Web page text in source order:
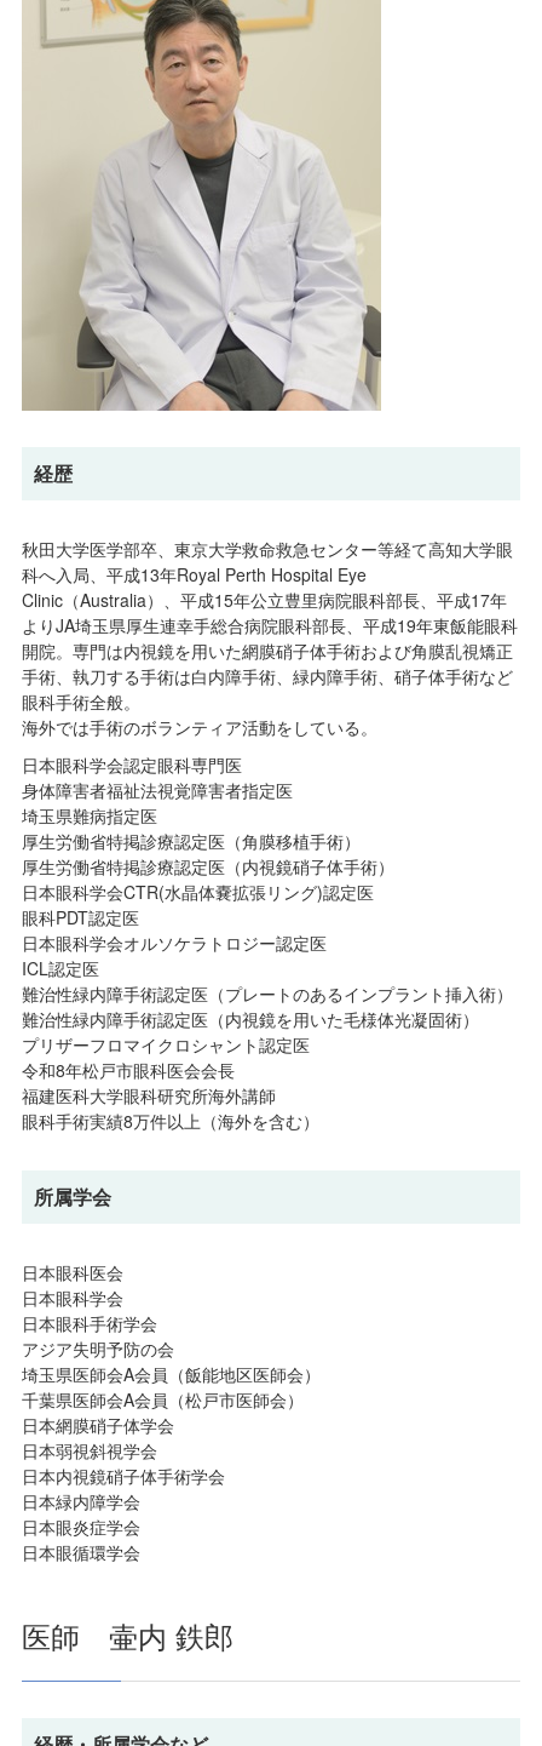
経歴
秋田大学医学部卒、東京大学救命救急センター等経て高知大学眼
科へ入局、平成13年Royal Perth Hospital Eye
Clinic（Australia）、平成15年公立豊里病院眼科部長、平成17年
よりJA埼玉県厚生連幸手総合病院眼科部長、平成19年東飯能眼科
開院。専門は内視鏡を用いた網膜硝子体手術および角膜乱視矯正
手術、執刀する手術は白内障手術、緑内障手術、硝子体手術など
眼科手術全般。
海外では手術のボランティア活動をしている。
日本眼科学会認定眼科専門医
身体障害者福祉法視覚障害者指定医
埼玉県難病指定医
厚生労働省特掲診療認定医（角膜移植手術）
厚生労働省特掲診療認定医（内視鏡硝子体手術）
日本眼科学会CTR(水晶体嚢拡張リング)認定医
眼科PDT認定医
日本眼科学会オルソケラトロジー認定医
ICL認定医
難治性緑内障手術認定医（プレートのあるインプラント挿入術）
難治性緑内障手術認定医（内視鏡を用いた毛様体光凝固術）
プリザーフロマイクロシャント認定医
令和8年松戸市眼科医会会長
福建医科大学眼科研究所海外講師
眼科手術実績8万件以上（海外を含む）
所属学会
日本眼科医会
日本眼科学会
日本眼科手術学会
アジア失明予防の会
埼玉県医師会A会員（飯能地区医師会）
千葉県医師会A会員（松戸市医師会）
日本網膜硝子体学会
日本弱視斜視学会
日本内視鏡硝子体手術学会
日本緑内障学会
日本眼炎症学会
日本眼循環学会
医師 壷内 鉄郎